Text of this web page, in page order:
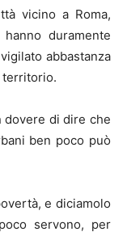
vicino a Roma,
duramente
abbastanza
territorio.
dovere di dire che
ben poco può
e diciamolo
servono, per